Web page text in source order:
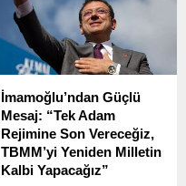
İmamoğlu’ndan Güçlü
Mesaj: “Tek Adam
Rejimine Son Vereceğiz,
TBMM’yi Yeniden Milletin
Kalbi Yapacağız”